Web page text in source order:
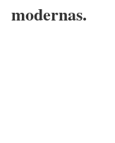
modernas.